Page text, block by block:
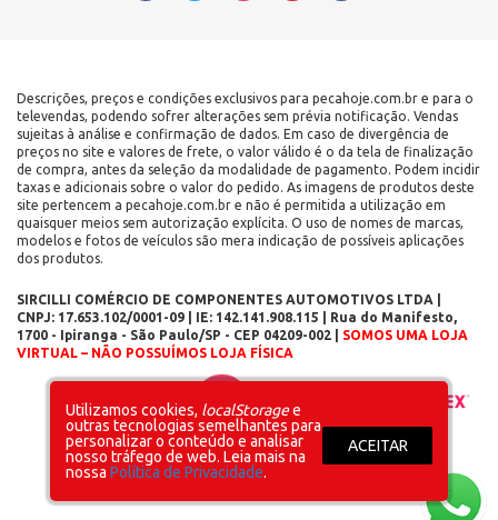
Descrições, preços e condições exclusivos para pecahoje.com.br e para o
televendas, podendo sofrer alterações sem prévia notificação. Vendas
sujeitas à análise e confirmação de dados. Em caso de divergência de
preços no site e valores de frete, o valor válido é o da tela de finalização
de compra, antes da seleção da modalidade de pagamento. Podem incidir
taxas e adicionais sobre o valor do pedido. As imagens de produtos deste
site pertencem a pecahoje.com.br e não é permitida a utilização em
quaisquer meios sem autorização explícita. O uso de nomes de marcas,
modelos e fotos de veículos são mera indicação de possíveis aplicações
dos produtos.
SIRCILLI COMÉRCIO DE COMPONENTES AUTOMOTIVOS LTDA |
CNPJ: 17.653.102/0001-09 | IE: 142.141.908.115 | Rua do Manifesto,
1700 - Ipiranga - São Paulo/SP - CEP 04209-002 | SOMOS UMA LOJA
VIRTUAL – NÃO POSSUÍMOS LOJA FÍSICA
Layout inicial
ACEITAR
Utilizamos cookies, localStoragee
outras tecnologias semelhantes para
personalizar o conteúdo e analisar
nosso tráfego de web. Leia mais na
nossa Política de Privacidade.